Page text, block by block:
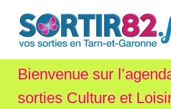
Bienvenue sur
sorties Culture et